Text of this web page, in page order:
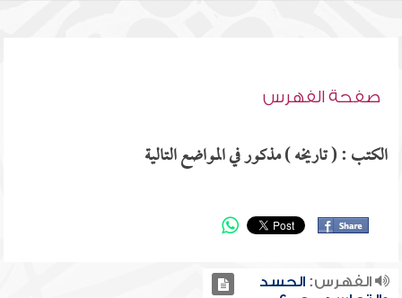
صفحة الفهرس
الكتب : ( تاريخه ) مذكور في المواضع التالية
الفهرس:الحسد